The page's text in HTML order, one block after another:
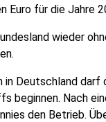
Euro für die Jahre
wieder
Deutschland darf
beginnen. Nach
den Betrieb.